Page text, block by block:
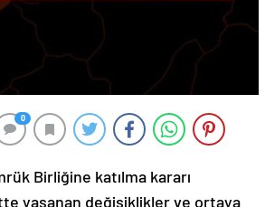
0
Birliğine katılma kararı
yaşanan değişiklikler ve ortaya